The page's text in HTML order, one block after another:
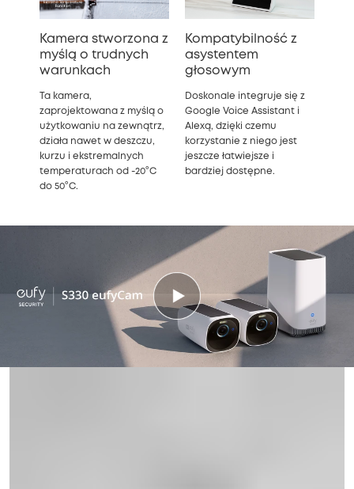
Kamera stworzona z
myślą o trudnych
warunkach
Ta kamera,
zaprojektowana z myślą o
użytkowaniu na zewnątrz,
działa nawet w deszczu,
kurzu i ekstremalnych
temperaturach od -20°C
do 50°C.
Kompatybilność z
asystentem
głosowym
Doskonale integruje się z
Google Voice Assistant i
Alexą, dzięki czemu
korzystanie z niego jest
jeszcze łatwiejsze i
bardziej dostępne.